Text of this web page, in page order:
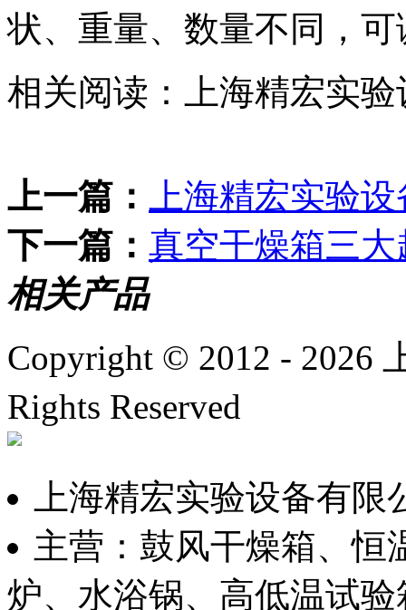
状、重量、数量不同，
相关阅读：上海精宏实验
上一篇：
上海精宏实验
下一篇： 真空干燥箱三大
相关产品
Copyright © 2012 - 2026
Rights Reserved
上海精宏实验设备有限
主营：鼓风干燥箱、恒
炉、水浴锅、高低温试验